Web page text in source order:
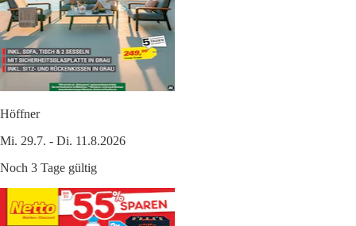
Höffner
Mi. 29.7. - Di. 11.8.2026
Noch 3 Tage gültig